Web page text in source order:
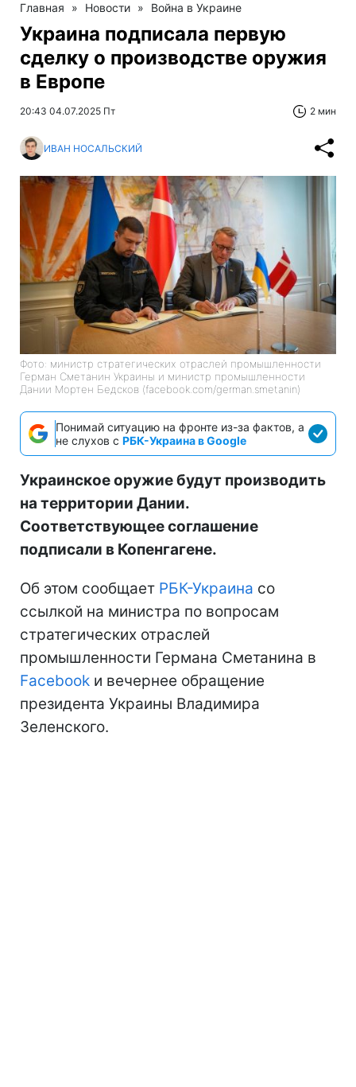
Главная » Новости » Война в Украине
Украина подписала первую
сделку о производстве оружия
в Европе
20:43 04.07.2025 Пт 2 мин
ИВАН НОСАЛЬСКИЙ
Фото: министр стратегических отраслей промышленности
Герман Сметанин Украины и министр промышленности
Дании Мортен Бедсков (facebook.com/german.smetanin)
Понимай ситуацию на фронте из-за фактов, а
не слухов с РБК-Украина в Google
Украинское оружие будут производить
на территории Дании.
Соответствующее соглашение
подписали в Копенгагене.
Об этом сообщает РБК-Украина со
ссылкой на министра по вопросам
стратегических отраслей
промышленности Германа Сметанина в
Facebook и вечернее обращение
президента Украины Владимира
Зеленского.